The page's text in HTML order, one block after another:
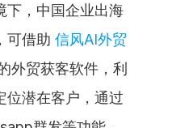
下，中国企业出海
可借助 信风AI外贸
外贸获客软件，利
位潜在客户，通过